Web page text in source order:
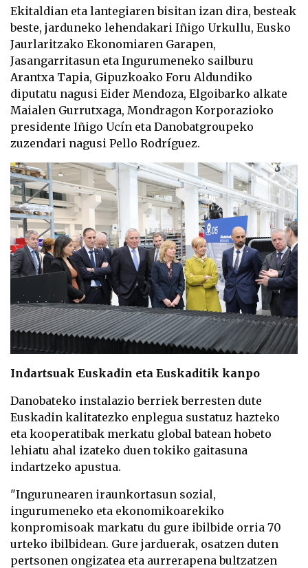
Ekitaldian eta lantegiaren bisitan izan dira, besteak
beste, jarduneko lehendakari Iñigo Urkullu, Eusko
Jaurlaritzako Ekonomiaren Garapen,
Jasangarritasun eta Ingurumeneko sailburu
Arantxa Tapia, Gipuzkoako Foru Aldundiko
diputatu nagusi Eider Mendoza, Elgoibarko alkate
Maialen Gurrutxaga, Mondragon Korporazioko
presidente Iñigo Ucín eta Danobatgroupeko
zuzendari nagusi Pello Rodríguez.
Indartsuak Euskadin eta Euskaditik kanpo
Danobateko instalazio berriek berresten dute
Euskadin kalitatezko enplegua sustatuz hazteko
eta kooperatibak merkatu global batean hobeto
lehiatu ahal izateko duen tokiko gaitasuna
indartzeko apustua.
"Ingurunearen iraunkortasun sozial,
ingurumeneko eta ekonomikoarekiko
konpromisoak markatu du gure ibilbide orria 70
urteko ibilbidean. Gure jarduerak, osatzen duten
pertsonen ongizatea eta aurrerapena bultzatzen